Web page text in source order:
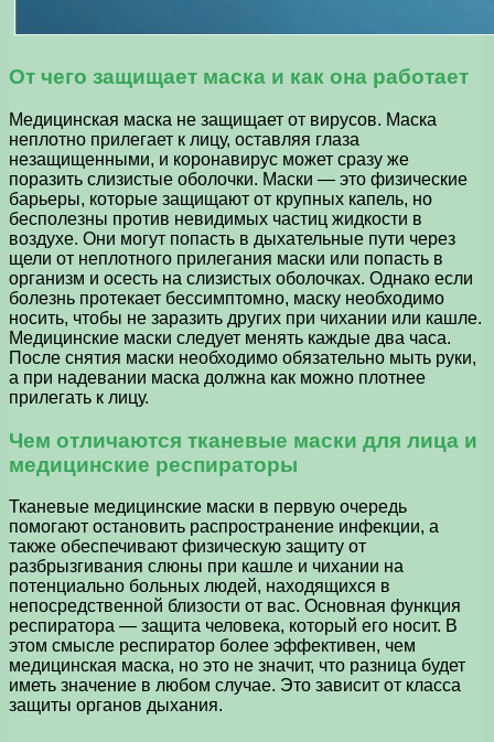
От чего защищает маска и как она работает
Медицинская маска не защищает от вирусов. Маска
неплотно прилегает к лицу, оставляя глаза
незащищенными, и коронавирус может сразу же
поразить слизистые оболочки. Маски — это физические
барьеры, которые защищают от крупных капель, но
бесполезны против невидимых частиц жидкости в
воздухе. Они могут попасть в дыхательные пути через
щели от неплотного прилегания маски или попасть в
организм и осесть на слизистых оболочках. Однако если
болезнь протекает бессимптомно, маску необходимо
носить, чтобы не заразить других при чихании или кашле.
Медицинские маски следует менять каждые два часа.
После снятия маски необходимо обязательно мыть руки,
а при надевании маска должна как можно плотнее
прилегать к лицу.
Чем отличаются тканевые маски для лица и
медицинские респираторы
Тканевые медицинские маски в первую очередь
помогают остановить распространение инфекции, а
также обеспечивают физическую защиту от
разбрызгивания слюны при кашле и чихании на
потенциально больных людей, находящихся в
непосредственной близости от вас. Основная функция
респиратора — защита человека, который его носит. В
этом смысле респиратор более эффективен, чем
медицинская маска, но это не значит, что разница будет
иметь значение в любом случае. Это зависит от класса
защиты органов дыхания.